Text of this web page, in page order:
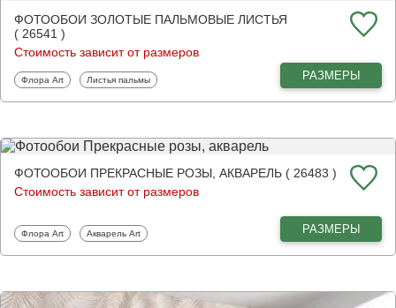
ФОТООБОИ ЗОЛОТЫЕ ПАЛЬМОВЫЕ ЛИСТЬЯ
( 26541 )
Стоимость зависит от размеров
Фотообои
Флора Art Фотообои
Листья пальмы РАЗМЕРЫ
ФОТООБОИ ПРЕКРАСНЫЕ РОЗЫ, АКВАРЕЛЬ ( 26483 )
Стоимость зависит от размеров
Фотообои
Флора Art Фотообои
Акварель Art РАЗМЕРЫ